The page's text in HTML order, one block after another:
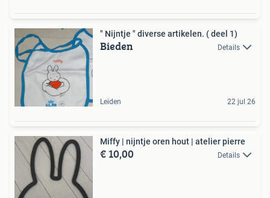
" Nijntje " diverse artikelen. ( deel 1)
Bieden Details
Leiden 22 jul 26
Miffy | nijntje oren hout | atelier pierre
€ 10,00 Details